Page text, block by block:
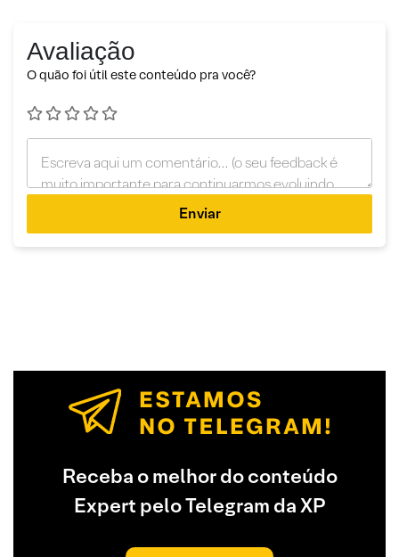
Avaliação
O quão foi útil este conteúdo pra você?
Enviar
Receba o melhor do conteúdo
Expert pelo Telegram da XP